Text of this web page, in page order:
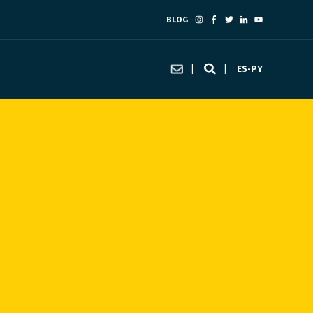
BLOG
ES-PY